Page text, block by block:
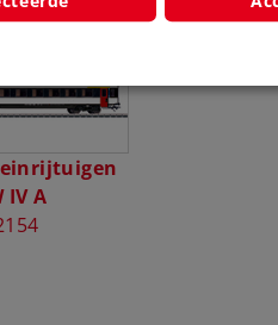
IV A